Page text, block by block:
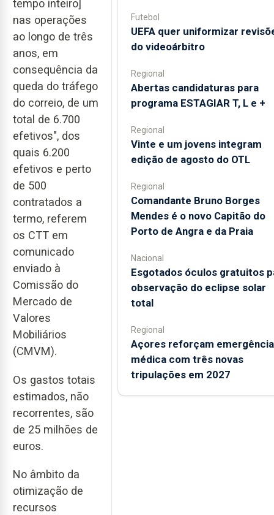
tempo inteiro]
nas operações
ao longo de três
anos, em
consequência da
queda do tráfego
do correio, de um
total de 6.700
efetivos", dos
quais 6.200
efetivos e perto
de 500
contratados a
termo, referem
os CTT em
comunicado
enviado à
Comissão do
Mercado de
Valores
Mobiliários
(CMVM).
Os gastos totais
estimados, não
recorrentes, são
de 25 milhões de
euros.
No âmbito da
otimização de
recursos
Futebol
UEFA quer uniformizar
do videoárbitro
Regional
Abertas candidaturas para
programa ESTAGIAR T, L e +
Regional
Vinte e um jovens integram
edição de agosto do OTL
Regional
Comandante Bruno Borges
Mendes é o novo Capitão do
Porto de Angra e da Praia
Nacional
Esgotados óculos gratuitos
observação do eclipse solar
total
Regional
Açores reforçam emergência
médica com três novas
tripulações em 2027